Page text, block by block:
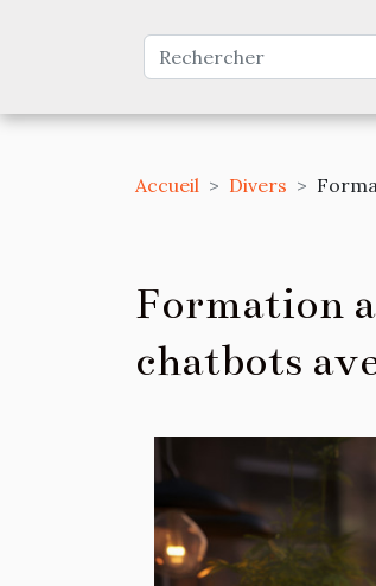
Accueil Divers
Formation
chatbots